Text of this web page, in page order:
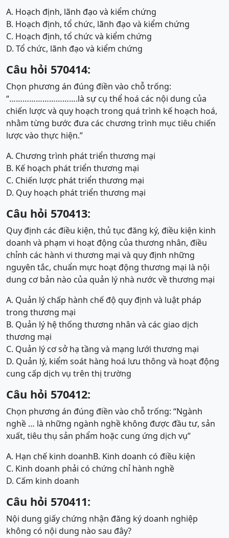
A. Hoạch định, lãnh đạo và kiểm chứng
B. Hoạch định, tổ chức, lãnh đạo và kiểm chứng
C. Hoạch định, tổ chức và kiểm chứng
D. Tổ chức, lãnh đạo và kiểm chứng
Câu hỏi 570414:
Chọn phương án đúng điền vào chỗ trống:
“………………………….là sự cụ thể hoá các nội dung của
chiến lược và quy hoạch trong quá trình kế hoạch hoá,
nhằm từng bước đưa các chương trình mục tiêu chiến
lược vào thực hiện.”
A. Chương trình phát triển thương mại
B. Kế hoạch phát triển thương mại
C. Chiến lược phát triển thương mại
D. Quy hoạch phát triển thương mại
Câu hỏi 570413:
Quy định các điều kiện, thủ tục đăng ký, điều kiện kinh
doanh và phạm vi hoạt động của thương nhân, điều
chỉnh các hành vi thương mại và quy định những
nguyên tắc, chuẩn mực hoạt động thương mại là nội
dung cơ bản nào của quản lý nhà nước về thương mại
A. Quản lý chấp hành chế độ quy định và luật pháp
trong thương mại
B. Quản lý hệ thống thương nhân và các giao dịch
thương mại
C. Quản lý cơ sở hạ tầng và mạng lưới thương mại
D. Quản lý, kiểm soát hàng hoá lưu thông và hoạt động
cung cấp dịch vụ trên thị trường
Câu hỏi 570412:
Chọn phương án đúng điền vào chỗ trống: “Ngành
nghề … là những ngành nghề không được đầu tư, sản
xuất, tiêu thụ sản phẩm hoặc cung ứng dịch vụ”
A. Hạn chế kinh doanhB. Kinh doanh có điều kiện
C. Kinh doanh phải có chứng chỉ hành nghề
D. Cấm kinh doanh
Câu hỏi 570411:
Nội dung giấy chứng nhận đăng ký doanh nghiệp
không có nội dung nào sau đây?